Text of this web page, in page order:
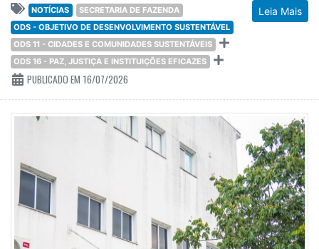
Leia Mais
NOTÍCIAS
SECRETARIA DE FAZENDA
ODS - OBJETIVO DE DESENVOLVIMENTO SUSTENTÁVEL
ODS 11 - CIDADES E COMUNIDADES SUSTENTÁVEIS
ODS 16 - PAZ, JUSTIÇA E INSTITUIÇÕES EFICAZES
PUBLICADO EM 16/07/2026